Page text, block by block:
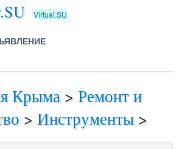
Virtual.SU
Крыма > Ремонт и
> Инструменты >